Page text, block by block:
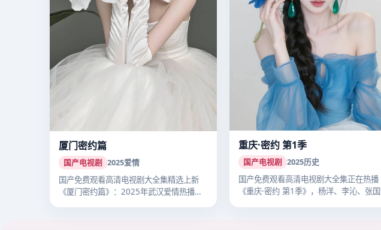
厦门密约篇
国产电视剧 2025爱情
国产免费观看高清电视剧大全集精选上新
《厦门密约篇》：2025年武汉爱情热播国
重庆·密约 第1季
国产电视剧 2025历史
国产免费观看高清电视剧大全集正在热播
《重庆·密约 第1季》，杨洋、李沁、张国